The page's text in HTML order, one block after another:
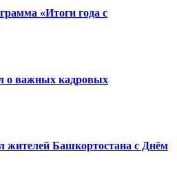
«Итоги года с
о важных кадровых
жителей Башкортостана с Днём